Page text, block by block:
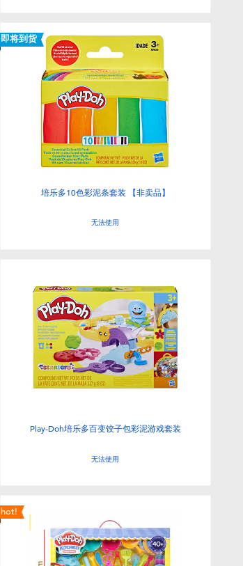
即将到货
培乐多10色彩泥条套装 【非卖品】
无法使用
Play-Doh培乐多百变饺子包彩泥游戏套装
无法使用
hot!